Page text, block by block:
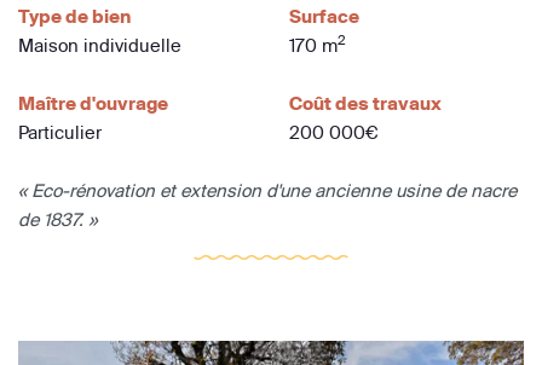
Type de bien
Maison individuelle
Surface
170 m2
Maître d'ouvrage
Particulier
Coût des travaux
200 000€
« Eco-rénovation et extension d'une ancienne usine de nacre
de 1837. »